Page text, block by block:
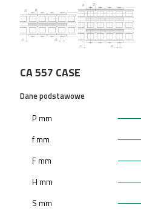
CA 557 CASE
Dane podstawowe
P mm
f mm
F mm
H mm
S mm